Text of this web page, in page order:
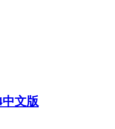
中文版